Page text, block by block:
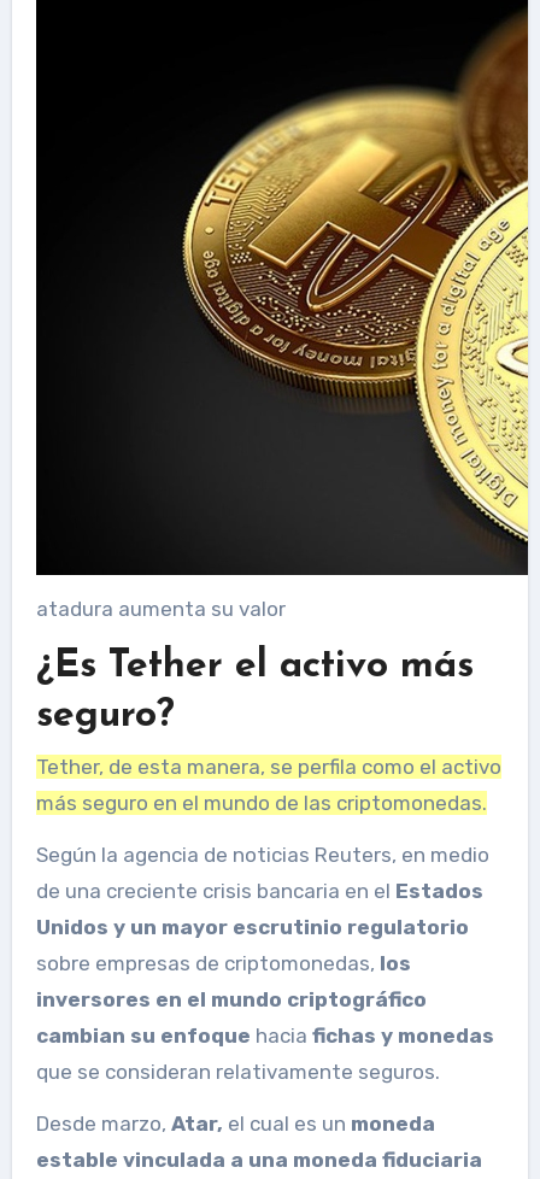
atadura aumenta su valor
¿Es Tether el activo más
seguro?
Tether, de esta manera, se perfila como el activo
más seguro en el mundo de las criptomonedas.
Según la agencia de noticias Reuters, en medio
de una creciente crisis bancaria en el Estados
Unidos y un mayor escrutinio regulatorio
sobre empresas de criptomonedas, los
inversores en el mundo criptográfico
cambian su enfoque hacia fichas y monedas
que se consideran relativamente seguros.
Desde marzo, Atar, el cual es un moneda
estable vinculada a una moneda fiduciaria